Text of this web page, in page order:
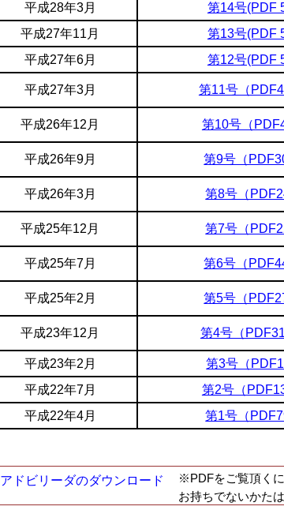
平成28年3月
第14号(PDF
平成27年11月
第13号(PDF
平成27年6月
第12号(PDF
平成27年3月 第11号（
平成26年12月 第10号（
平成26年9月 第9号（
平成26年3月 第8号（
平成25年12月 第7号（
平成25年7月 第6号（
平成25年2月 第5号（
平成23年12月 第4号（
平成23年2月
第3号（
平成22年7月
第2号（
平成22年4月
第1号（
※PDFをご覧頂くに
お持ちでないかたは